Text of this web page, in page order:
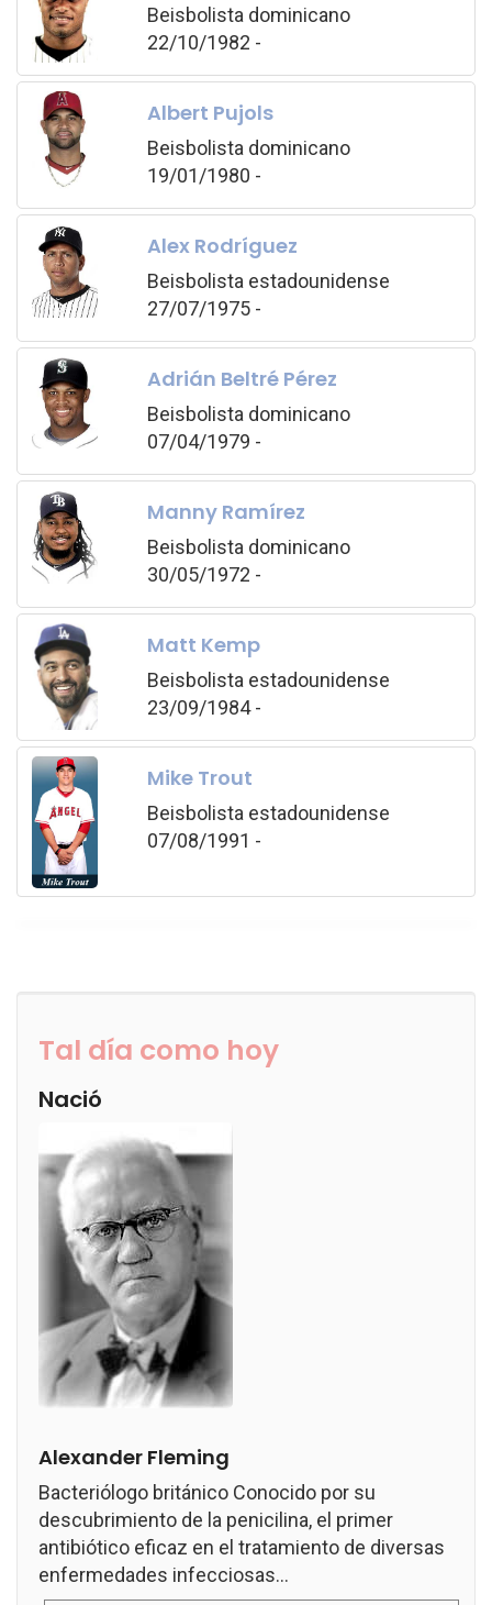
Beisbolista dominicano
22/10/1982 -
Albert Pujols
Beisbolista dominicano
19/01/1980 -
Alex Rodríguez
Beisbolista estadounidense
27/07/1975 -
Adrián Beltré Pérez
Beisbolista dominicano
07/04/1979 -
Manny Ramírez
Beisbolista dominicano
30/05/1972 -
Matt Kemp
Beisbolista estadounidense
23/09/1984 -
Mike Trout
Beisbolista estadounidense
07/08/1991 -
Tal día como hoy
Nació
Alexander Fleming
Bacteriólogo británico Conocido por su
descubrimiento de la penicilina, el primer
antibiótico eficaz en el tratamiento de diversas
enfermedades infecciosas...